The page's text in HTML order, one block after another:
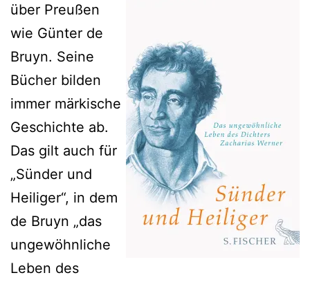
über Preußen
wie Günter de
Bruyn. Seine
Bücher bilden
immer märkische
Geschichte ab.
Das gilt auch für
„Sünder und
Heiliger“, in dem
de Bruyn „das
ungewöhnliche
Leben des